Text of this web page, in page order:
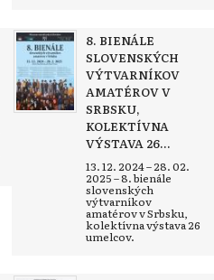
8. BIENÁLE
SLOVENSKÝCH
VÝTVARNÍKOV
AMATÉROV V
SRBSKU,
KOLEKTÍVNA
VÝSTAVA 26...
13. 12. 2024 – 28. 02.
2025 – 8. bienále
slovenských
výtvarníkov
amatérov v Srbsku,
kolektívna výstava 26
umelcov.